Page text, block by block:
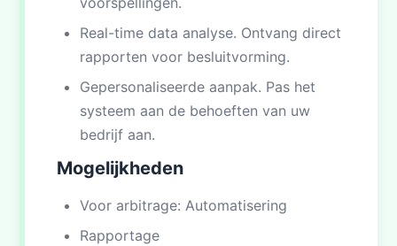
Real-time data analyse. Ontvang direct
rapporten voor besluitvorming.
Gepersonaliseerde aanpak. Pas het
systeem aan de behoeften van uw
bedrijf aan.
Mogelijkheden
Voor arbitrage: Automatisering
Rapportage